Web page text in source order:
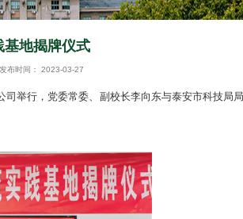
通讯员： 李继发 出处: 国际合作与交流处
揭牌仪式在泰安金兰奶牛养殖有